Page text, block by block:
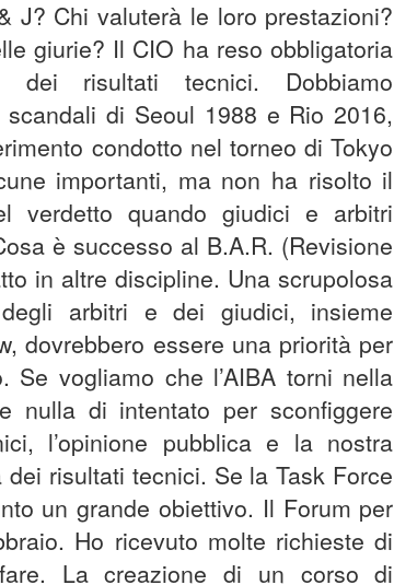
J? Chi valuterà le loro prestazioni?
giurie? Il CIO ha reso obbligatoria
risultati tecnici. Dobbiamo
di Seoul 1988 e Rio 2016,
condotto nel torneo di Tokyo
importanti, ma non ha risolto il
verdetto quando giudici e arbitri
è successo al B.A.R. (Revisione
in altre discipline. Una scrupolosa
arbitri e dei giudici, insieme
dovrebbero essere una priorità per
Se vogliamo che l’AIBA torni nella
nulla di intentato per sconfiggere
l’opinione pubblica e la nostra
risultati tecnici. Se la Task Force
un grande obiettivo. Il Forum per
Ho ricevuto molte richieste di
La creazione di un corso di